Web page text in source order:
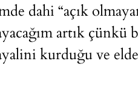
dahi “açık
artık
kurduğu ve